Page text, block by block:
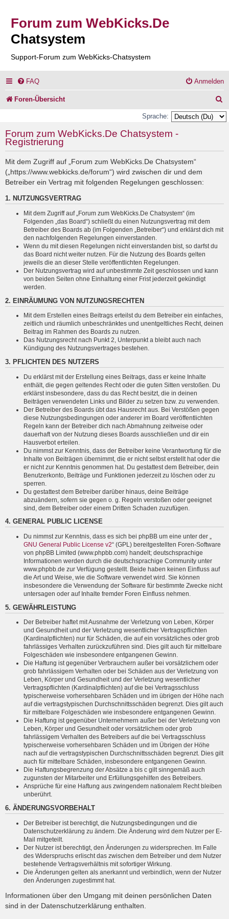
Forum zum WebKicks.De
Chatsystem
Support-Forum zum WebKicks-Chatsystem
FAQ Anmelden
Foren-Übersicht
u
Sprache:
Forum zum WebKicks.De Chatsystem -
Registrierung
Mit dem Zugriff auf „Forum zum WebKicks.De Chatsystem“
(„https://www.webkicks.de/forum“) wird zwischen dir und dem
Betreiber ein Vertrag mit folgenden Regelungen geschlossen:
1. NUTZUNGSVERTRAG
Mit dem Zugriff auf „Forum zum WebKicks.De Chatsystem“ (im
Folgenden „das Board“) schließt du einen Nutzungsvertrag mit dem
Betreiber des Boards ab (im Folgenden „Betreiber“) und erklärst dich mit
den nachfolgenden Regelungen einverstanden.
Wenn du mit diesen Regelungen nicht einverstanden bist, so darfst du
das Board nicht weiter nutzen. Für die Nutzung des Boards gelten
jeweils die an dieser Stelle veröffentlichten Regelungen.
Der Nutzungsvertrag wird auf unbestimmte Zeit geschlossen und kann
von beiden Seiten ohne Einhaltung einer Frist jederzeit gekündigt
werden.
2. EINRÄUMUNG VON NUTZUNGSRECHTEN
Mit dem Erstellen eines Beitrags erteilst du dem Betreiber ein einfaches,
zeitlich und räumlich unbeschränktes und unentgeltliches Recht, deinen
Beitrag im Rahmen des Boards zu nutzen.
Das Nutzungsrecht nach Punkt 2, Unterpunkt a bleibt auch nach
Kündigung des Nutzungsvertrages bestehen.
3. PFLICHTEN DES NUTZERS
Du erklärst mit der Erstellung eines Beitrags, dass er keine Inhalte
enthält, die gegen geltendes Recht oder die guten Sitten verstoßen. Du
erklärst insbesondere, dass du das Recht besitzt, die in deinen
Beiträgen verwendeten Links und Bilder zu setzen bzw. zu verwenden.
Der Betreiber des Boards übt das Hausrecht aus. Bei Verstößen gegen
diese Nutzungsbedingungen oder anderer im Board veröffentlichten
Regeln kann der Betreiber dich nach Abmahnung zeitweise oder
dauerhaft von der Nutzung dieses Boards ausschließen und dir ein
Hausverbot erteilen.
Du nimmst zur Kenntnis, dass der Betreiber keine Verantwortung für die
Inhalte von Beiträgen übernimmt, die er nicht selbst erstellt hat oder die
er nicht zur Kenntnis genommen hat. Du gestattest dem Betreiber, dein
Benutzerkonto, Beiträge und Funktionen jederzeit zu löschen oder zu
sperren.
Du gestattest dem Betreiber darüber hinaus, deine Beiträge
abzuändern, sofern sie gegen o. g. Regeln verstoßen oder geeignet
sind, dem Betreiber oder einem Dritten Schaden zuzufügen.
4. GENERAL PUBLIC LICENSE
Du nimmst zur Kenntnis, dass es sich bei phpBB um eine unter der „
GNU General Public License v2“ (GPL) bereitgestellten Foren-Software
von phpBB Limited (www.phpbb.com) handelt; deutschsprachige
Informationen werden durch die deutschsprachige Community unter
www.phpbb.de zur Verfügung gestellt. Beide haben keinen Einfluss auf
die Art und Weise, wie die Software verwendet wird. Sie können
insbesondere die Verwendung der Software für bestimmte Zwecke nicht
untersagen oder auf Inhalte fremder Foren Einfluss nehmen.
5. GEWÄHRLEISTUNG
Der Betreiber haftet mit Ausnahme der Verletzung von Leben, Körper
und Gesundheit und der Verletzung wesentlicher Vertragspflichten
(Kardinalpflichten) nur für Schäden, die auf ein vorsätzliches oder grob
fahrlässiges Verhalten zurückzuführen sind. Dies gilt auch für mittelbare
Folgeschäden wie insbesondere entgangenen Gewinn.
Die Haftung ist gegenüber Verbrauchern außer bei vorsätzlichem oder
grob fahrlässigem Verhalten oder bei Schäden aus der Verletzung von
Leben, Körper und Gesundheit und der Verletzung wesentlicher
Vertragspflichten (Kardinalpflichten) auf die bei Vertragsschluss
typischerweise vorhersehbaren Schäden und im übrigen der Höhe nach
auf die vertragstypischen Durchschnittsschäden begrenzt. Dies gilt auch
für mittelbare Folgeschäden wie insbesondere entgangenen Gewinn.
Die Haftung ist gegenüber Unternehmern außer bei der Verletzung von
Leben, Körper und Gesundheit oder vorsätzlichem oder grob
fahrlässigem Verhalten des Betreibers auf die bei Vertragsschluss
typischerweise vorhersehbaren Schäden und im Übrigen der Höhe
nach auf die vertragstypischen Durchschnittsschäden begrenzt. Dies gilt
auch für mittelbare Schäden, insbesondere entgangenen Gewinn.
Die Haftungsbegrenzung der Absätze a bis c gilt sinngemäß auch
zugunsten der Mitarbeiter und Erfüllungsgehilfen des Betreibers.
Ansprüche für eine Haftung aus zwingendem nationalem Recht bleiben
unberührt.
6. ÄNDERUNGSVORBEHALT
Der Betreiber ist berechtigt, die Nutzungsbedingungen und die
Datenschutzerklärung zu ändern. Die Änderung wird dem Nutzer per E-
Mail mitgeteilt.
Der Nutzer ist berechtigt, den Änderungen zu widersprechen. Im Falle
des Widerspruchs erlischt das zwischen dem Betreiber und dem Nutzer
bestehende Vertragsverhältnis mit sofortiger Wirkung.
Die Änderungen gelten als anerkannt und verbindlich, wenn der Nutzer
den Änderungen zugestimmt hat.
Informationen über den Umgang mit deinen persönlichen Daten
sind in der Datenschutzerklärung enthalten.